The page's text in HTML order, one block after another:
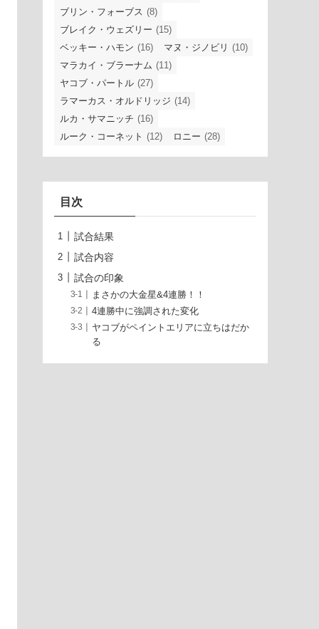
ブリン・フォーブス (8)
ブレイク・ウェズリー (15)
ベッキー・ハモン (16) マヌ・ジノビリ (10)
マラカイ・ブラーナム (11)
ヤコブ・パートル (27)
ラマーカス・オルドリッジ (14)
ルカ・サマニッチ (16)
ルーク・コーネット (12) ロニー (28)
目次
試合結果
試合内容
試合の印象
まさかの大金星&4連勝！！
4連勝中に強調された変化
ヤコブがペイントエリアに立ちはだか
る